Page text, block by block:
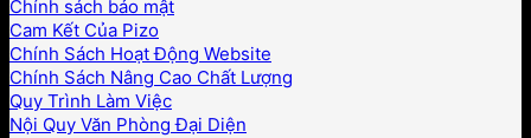
Chính sách bảo mật
Cam Kết Của Pizo
Chính Sách Hoạt Động Website
Chính Sách Nâng Cao Chất Lượng
Quy Trình Làm Việc
Nội Quy Văn Phòng Đại Diện